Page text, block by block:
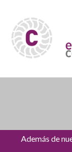
Además de